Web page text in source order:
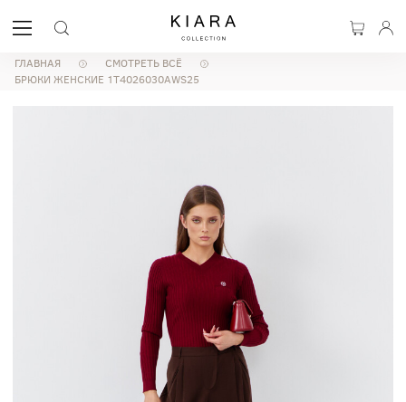
ГЛАВНАЯ
СМОТРЕТЬ ВСЁ
БРЮКИ ЖЕНСКИЕ 1T4026030AWS25